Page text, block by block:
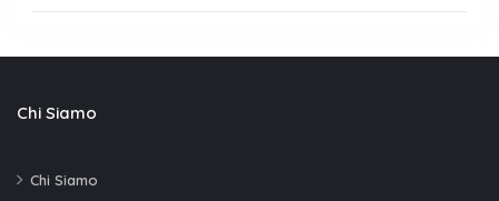
Chi Siamo
Chi Siamo